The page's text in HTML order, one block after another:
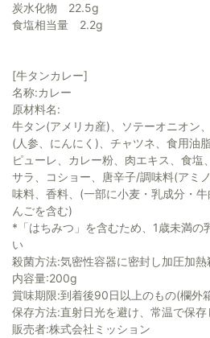
炭水化物 22.5g
食塩相当量 2.2g
[牛タンカレー]
名称:カレー
原材料名:
牛タン(アメリカ産)、ソテーオニオン
(人参、にんにく)、チャツネ、食用油
ピューレ、カレー粉、肉エキス、食塩
サラ、コショー、唐辛子/調味料(アミ
味料、香料、(一部に小麦・乳成分・
んごを含む)
*「はちみつ」を含むため、1歳未満の
い
殺菌方法:気密性容器に密封し加圧加熱
内容量:200g
賞味期限:到着後90日以上のもの(欄外
保存方法:直射日光を避け、常温で保存
販売者:株式会社ミッション